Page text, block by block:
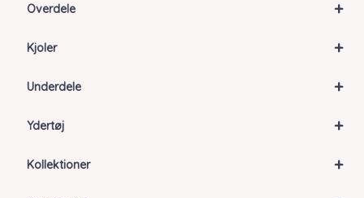
+
Overdele
+
Kjoler
+
Underdele
+
Ydertøj
+
Kollektioner